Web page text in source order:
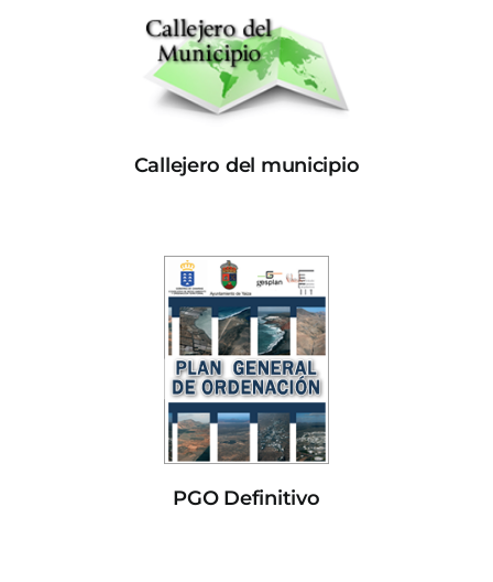
Callejero del municipio
PGO Definitivo